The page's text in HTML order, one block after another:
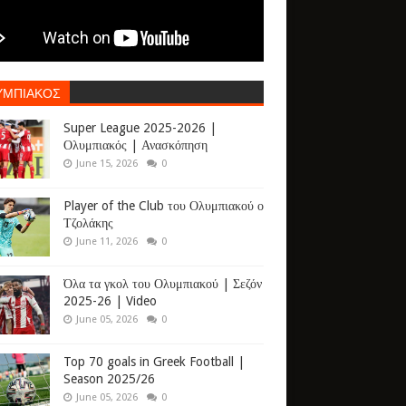
Super League 2025-2026 |
Ολυμπιακός | Ανασκόπηση
June 15, 2026 0
Player of the Club του Ολυμπιακού ο
Τζολάκης
June 11, 2026 0
Όλα τα γκολ του Ολυμπιακού | Σεζόν
2025-26 | Video
June 05, 2026 0
Top 70 goals in Greek Football |
Season 2025/26
June 05, 2026 0